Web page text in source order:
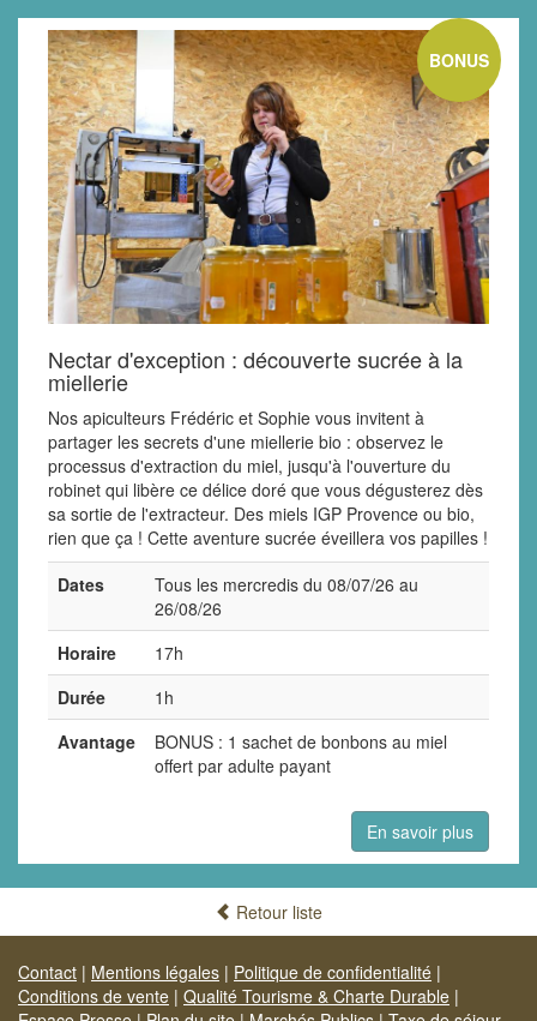
BONUS
Nectar d'exception : découverte sucrée à la
miellerie
Nos apiculteurs Frédéric et Sophie vous invitent à
partager les secrets d'une miellerie bio : observez le
processus d'extraction du miel, jusqu'à l'ouverture du
robinet qui libère ce délice doré que vous dégusterez dès
sa sortie de l'extracteur. Des miels IGP Provence ou bio,
rien que ça ! Cette aventure sucrée éveillera vos papilles !
Dates
Tous les mercredis du 08/07/26 au
26/08/26
Horaire
17h
Durée
1h
Avantage
BONUS : 1 sachet de bonbons au miel
offert par adulte payant
En savoir plus
Retour liste
Contact | Mentions légales | Politique de confidentialité |
Conditions de vente | Qualité Tourisme & Charte Durable |